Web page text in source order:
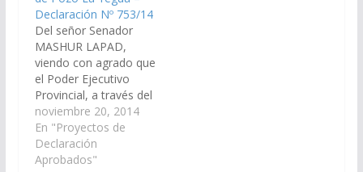
Declaración Nº 753/14
Del señor Senador
MASHUR LAPAD,
viendo con agrado que
el Poder Ejecutivo
Provincial, a través del
Ministerio de
Economía,
Infraestructura y
Servicios Públicos,
noviembre 20, 2014
En "Proyectos de
Declaración
Aprobados"